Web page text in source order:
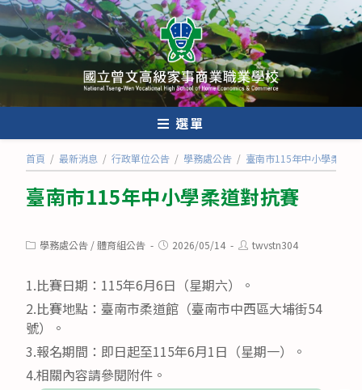
跳
轉
至
內
選單
首頁 / 最新消息 / 行政單位公告 / 學務處公告 / 臺南市115年中小學柔道
臺南市115年中小學柔道對抗賽
Post學務處公告 /體育組公告
Post2026/05/14
Posttwvstn304
1.比賽日期：115年6月6日（星期六）。
2.比賽地點：臺南市柔道館（臺南市中西區大埔街54
號）。
3.報名期間：即日起至115年6月1日（星期一）。
4.相關內容請參閱附件。